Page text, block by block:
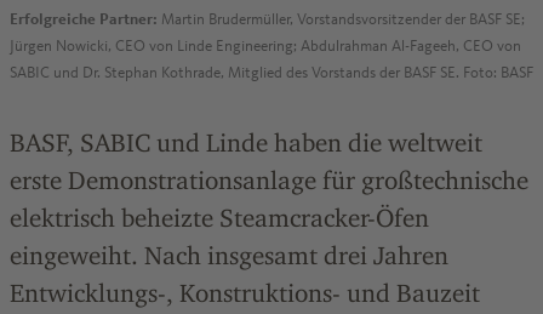
Erfolgreiche Partner: Martin Brudermüller, Vorstandsvorsitzender der BASF SE;
Jürgen Nowicki, CEO von Linde Engineering; Abdulrahman Al-Fageeh, CEO von
SABIC und Dr. Stephan Kothrade, Mitglied des Vorstands der BASF SE. Foto: BASF
BASF, SABIC und Linde haben die weltweit
erste Demonstrationsanlage für großtechnische
elektrisch beheizte Steamcracker-Öfen
eingeweiht. Nach insgesamt drei Jahren
Entwicklungs-, Konstruktions- und Bauzeit